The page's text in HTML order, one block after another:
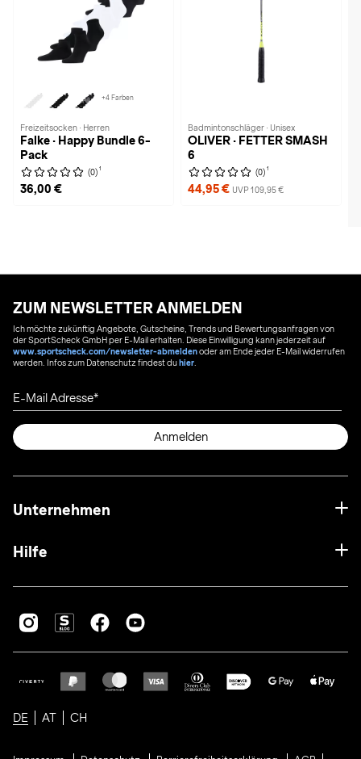
+4 Farben
Freizeitsocken · Herren
Falke · Happy Bundle 6-
Pack
(0) 1
36,00 €
Badmintonschläger · Unisex
OLIVER · FETTER SMASH
6
(0) 1
44,95 € UVP 109,95 €
ZUM NEWSLETTER ANMELDEN
Ich möchte zukünftig Angebote, Gutscheine, Trends und Bewertungsanfragen von
der SportScheck GmbH per E-Mail erhalten. Diese Einwilligung kann jederzeit auf
www.sportscheck.com/newsletter-abmeldenoder am Ende jeder E-Mail widerrufen
werden. Infos zum Datenschutz findest duhier
E-Mail Adresse
Anmelden
Unternehmen
Hilfe
DE AT CH